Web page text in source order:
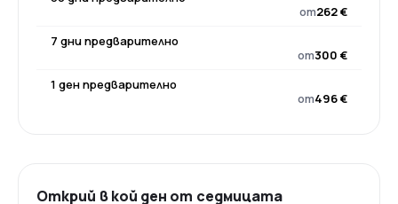
от262 €
7 дни предварително
от300 €
1 ден предварително
от496 €
Открий в кой ден от седмицата